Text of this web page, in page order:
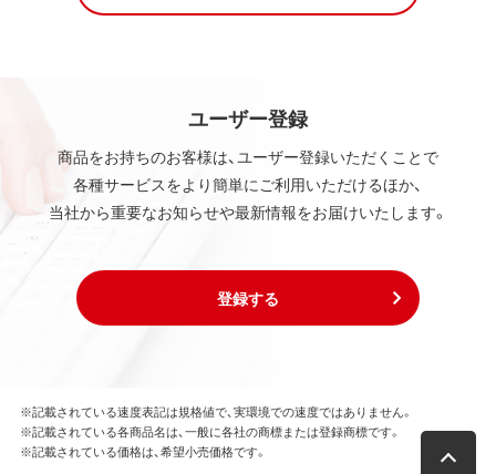
ユーザー登録
商品をお持ちのお客様は、ユーザー登録いただくことで
各種サービスをより簡単にご利用いただけるほか、
当社から重要なお知らせや最新情報をお届けいたします。
登録する
※記載されている速度表記は規格値で、実環境での速度ではありません。
※記載されている各商品名は、一般に各社の商標または登録商標です。
※記載されている価格は、希望小売価格です。